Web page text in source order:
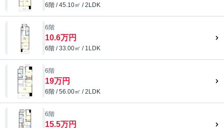
6階 / 45.10㎡ / 2LDK
6階
10.6万円
6階 / 33.00㎡ / 1LDK
6階
19万円
6階 / 56.00㎡ / 2LDK
6階
15.5万円